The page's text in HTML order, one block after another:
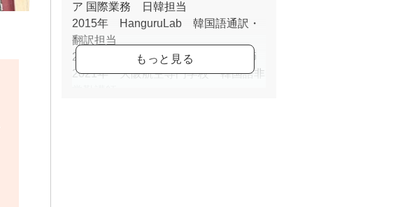
ア 国際業務 日韓担当
2015年 HanguruLab 韓国語通訳・
翻訳担当
2021年 韓国語教室MalMoi全属講師
2021年 大阪航空専門学校 韓国語非